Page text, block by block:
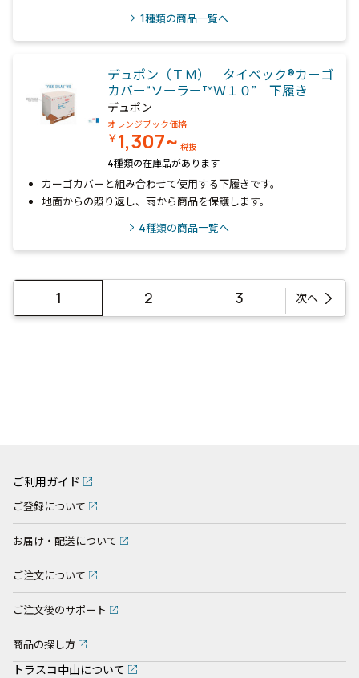
1種類の商品一覧へ
デュポン（ＴＭ） タイベック®カーゴ
カバー“ソーラー™Ｗ１０” 下履き
デュポン
オレンジブック価格
￥1,307~ 税抜
4種類の在庫品があります
カーゴカバーと組み合わせて使用する下履きです。
地面からの照り返し、雨から商品を保護します。
4種類の商品一覧へ
1 2 3 次へ
ご利用ガイド
ご登録について
お届け・配送について
ご注文について
ご注文後のサポート
商品の探し方
トラスコ中山について